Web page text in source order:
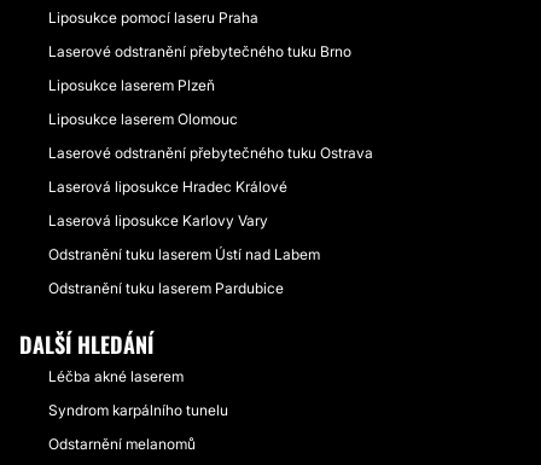
Liposukce pomocí laseru Praha
Laserové odstranění přebytečného tuku Brno
Liposukce laserem Plzeň
Liposukce laserem Olomouc
Laserové odstranění přebytečného tuku Ostrava
Laserová liposukce Hradec Králové
Laserová liposukce Karlovy Vary
Odstranění tuku laserem Ústí nad Labem
Odstranění tuku laserem Pardubice
DALŠÍ HLEDÁNÍ
Léčba akné laserem
Syndrom karpálního tunelu
Odstarnění melanomů